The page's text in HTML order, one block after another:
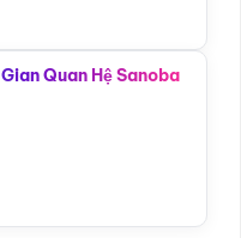
Quan Hệ Sanoba